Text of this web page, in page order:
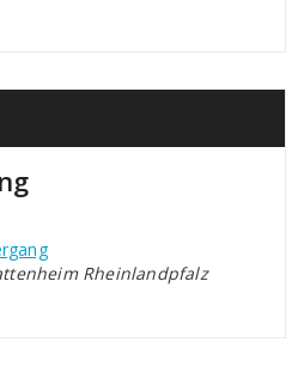
Rheinlandpfalz